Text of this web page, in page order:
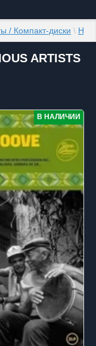
/ Компакт-диски \
ARTISTS
В НАЛИЧИИ